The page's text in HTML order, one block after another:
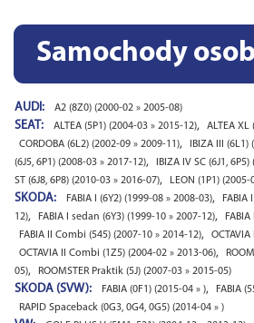
Samochody
AUDI: A2 (8Z0) (2000-02 » 2005-08)
SEAT: ALTEA (5P1) (2004-03 » 2015-12), ALTEA XL
CORDOBA (6L2) (2002-09 » 2009-11), IBIZA III
(6J5, 6P1) (2008-03 » 2017-12), IBIZA IV SC (6J1,
ST (6J8, 6P8) (2010-03 » 2016-07), LEON (1P1)
SKODA: FABIA I (6Y2) (1999-08 » 2008-03),
FABIA
12), FABIA I sedan (6Y3) (1999-10 » 2007-12),
FABIA II Combi (545) (2007-10 » 2014-12),
OCTAVIA II Combi (1Z5) (2004-02 » 2013-06),
05), ROOMSTER Praktik (5J) (2007-03 » 2015-05)
SKODA (SVW): FABIA (0F1) (2015-04 » ), FABIA
RAPID Spaceback (0G3, 0G4, 0G5) (2014-04 » )